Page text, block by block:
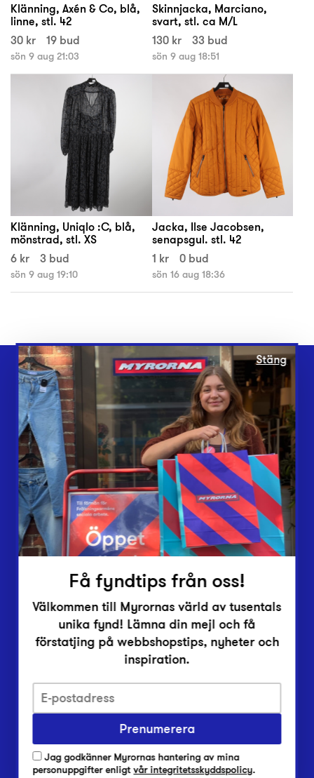
Klänning, Axén & Co, blå,
linne, stl. 42
30 kr
19 bud
sön 9 aug 21:03
Skinnjacka, Marciano,
svart, stl. ca M/L
130 kr
33 bud
sön 9 aug 18:51
Klänning, Uniqlo :C, blå,
mönstrad, stl. XS
6 kr
3 bud
sön 9 aug 19:10
Jacka, Ilse Jacobsen,
senapsgul. stl. 42
1 kr
0 bud
sön 16 aug 18:36
Webbshop
Butiker
Lämna in
Vårt överskott
Inlämningsplatser
Om Myrorna
Lediga jobb
Pressrum
Integritetsskyddspolicy
Har du frågor om onlineköp, leverans eller retur?
Har du frågor om vår verksamhet?
Vanliga frågor om Myrorna
Stäng
Få fyndtips från oss!
Välkommen till Myrornas värld av tusentals
unika fynd! Lämna din mejl och få
förstatjing på webbshopstips, nyheter och
inspiration.
Prenumerera
Jag godkänner Myrornas hantering av mina
personuppgifter enligtvår integritetsskyddspolicy.